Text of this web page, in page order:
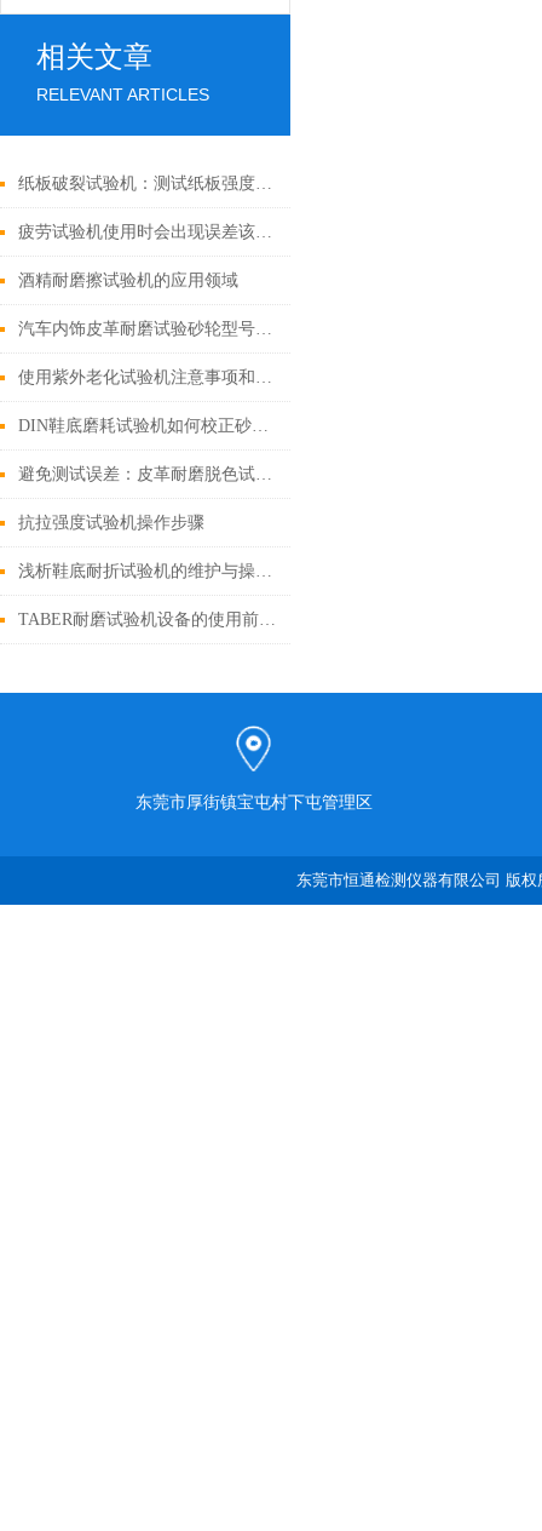
相关文章
RELEVANT ARTICLES
纸板破裂试验机：测试纸板强度的重要工具
疲劳试验机使用时会出现误差该怎么解决？
酒精耐磨擦试验机的应用领域
汽车内饰皮革耐磨试验砂轮型号与负荷如何匹配？
使用紫外老化试验机注意事项和保养维护
DIN鞋底磨耗试验机如何校正砂纸来做测试？
避免测试误差：皮革耐磨脱色试验机操作规范与日常维护技巧
抗拉强度试验机操作步骤
浅析鞋底耐折试验机的维护与操作的规程
TABER耐磨试验机设备的使用前须知事项
东莞市厚街镇宝屯村下屯管理区
东莞市恒通检测仪器有限公司 版